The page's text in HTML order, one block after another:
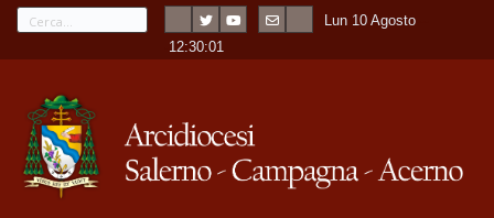
Lun 10 Agosto
12:30:01